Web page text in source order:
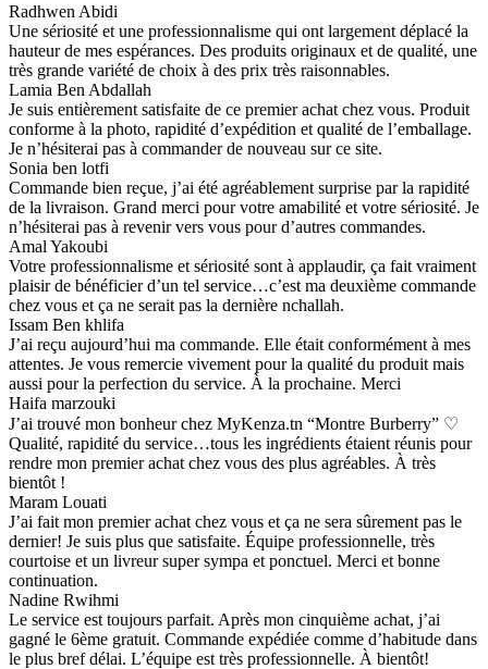
Radhwen Abidi
Une sériosité et une professionnalisme qui ont largement déplacé la
hauteur de mes espérances. Des produits originaux et de qualité, une
très grande variété de choix à des prix très raisonnables.
Lamia Ben Abdallah
Je suis entièrement satisfaite de ce premier achat chez vous. Produit
conforme à la photo, rapidité d’expédition et qualité de l’emballage.
Je n’hésiterai pas à commander de nouveau sur ce site.
Sonia ben lotfi
Commande bien reçue, j’ai été agréablement surprise par la rapidité
de la livraison. Grand merci pour votre amabilité et votre sériosité. Je
n’hésiterai pas à revenir vers vous pour d’autres commandes.
Amal Yakoubi
Votre professionnalisme et sériosité sont à applaudir, ça fait vraiment
plaisir de bénéficier d’un tel service…c’est ma deuxième commande
chez vous et ça ne serait pas la dernière nchallah.
Issam Ben khlifa
J’ai reçu aujourd’hui ma commande. Elle était conformément à mes
attentes. Je vous remercie vivement pour la qualité du produit mais
aussi pour la perfection du service. À la prochaine. Merci
Haifa marzouki
J’ai trouvé mon bonheur chez MyKenza.tn “Montre Burberry” ♡
Qualité, rapidité du service…tous les ingrédients étaient réunis pour
rendre mon premier achat chez vous des plus agréables. À très
bientôt !
Maram Louati
J’ai fait mon premier achat chez vous et ça ne sera sûrement pas le
dernier! Je suis plus que satisfaite. Équipe professionnelle, très
courtoise et un livreur super sympa et ponctuel. Merci et bonne
continuation.
Nadine Rwihmi
Le service est toujours parfait. Après mon cinquième achat, j’ai
gagné le 6ème gratuit. Commande expédiée comme d’habitude dans
le plus bref délai. L’équipe est très professionnelle. À bientôt!